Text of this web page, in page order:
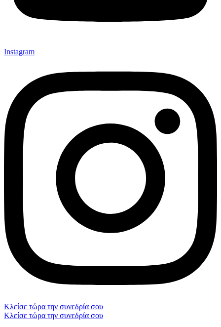
Instagram
Κλείσε τώρα την συνεδρία σου
Κλείσε τώρα την συνεδρία σου